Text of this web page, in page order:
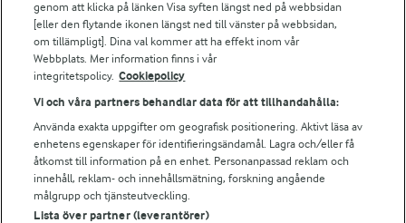
Bildbank
Följ oss
genom att klicka på länken Visa syften längst ned på webbsidan
[eller den flytande ikonen längst ned till vänster på webbsidan,
om tillämpligt]. Dina val kommer att ha effekt inom vår
Webbplats. Mer information finns i vår
integritetspolicy. Cookiepolicy
Vi och våra partners behandlar data för att tillhandahålla:
Använda exakta uppgifter om geografisk positionering. Aktivt läsa av
enhetens egenskaper för identifieringsändamål. Lagra och/eller få
åtkomst till information på en enhet. Personanpassad reklam och
innehåll, reklam- och innehållsmätning, forskning angående
målgrupp och tjänsteutveckling.
Lista över partner (leverantörer)